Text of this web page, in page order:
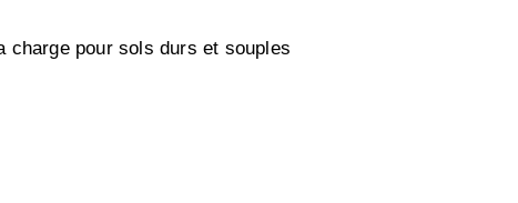
charge pour sols durs et souples